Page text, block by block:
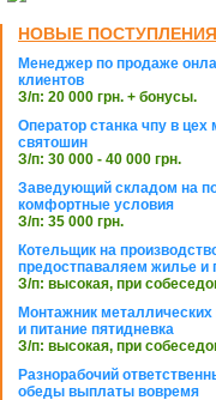
НОВЫЕ ПОСТУПЛЕНИЯ
Менеджер по продаже
клиентов
З/п: 20 000 грн. + бонусы.
Оператор станка чпу в
святошин
З/п: 30 000 - 40 000 грн.
Заведующий складом на
комфортные условия
З/п: 35 000 грн.
Котельщик на
предостпаваляем жилье и
З/п: высокая, при
Монтажник
и питание пятидневка
З/п: высокая, при
Разнорабочий
обеды выплаты вовремя